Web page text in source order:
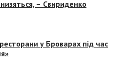
– Свириденко
у Броварах під час